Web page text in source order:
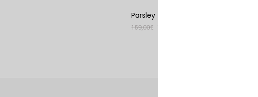
Parsley | Gold&Rouge
159,00€ 79,00